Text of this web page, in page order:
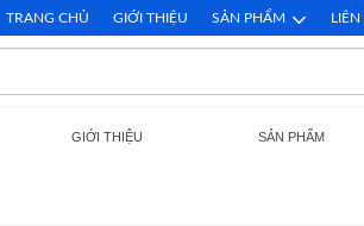
TRANG CHỦ GIỚI THIỆU SẢN PHẨM LIÊN
GIỚI THIỆU SẢN PHẨM